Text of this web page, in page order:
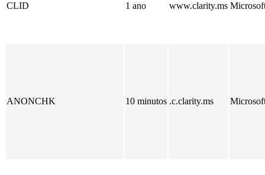
CLID 1 ano www.clarity.ms
ANONCHK 10 minutos .c.clarity.ms